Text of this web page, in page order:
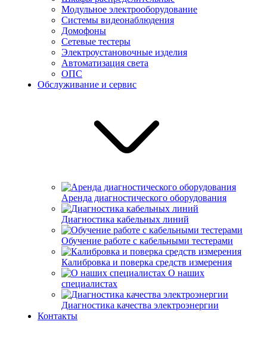
Модульное электрооборудование
Системы видеонаблюдения
Домофоны
Сетевые тестеры
Электроустановочные изделия
Автоматизация света
ОПС
Обслуживание и сервис
Аренда диагностического оборудования
Диагностика кабельных линий
Обучение работе с кабельными тестерами
Калибровка и поверка средств измерения
О наших
специалистах
Диагностика качества электроэнергии
Контакты